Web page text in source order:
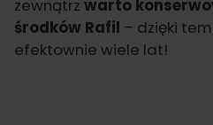
zewnątrz warto
środków Rafil – dzięki
efektownie wiele lat!